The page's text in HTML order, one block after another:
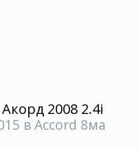
2008 2.4i
вAccord 8ма